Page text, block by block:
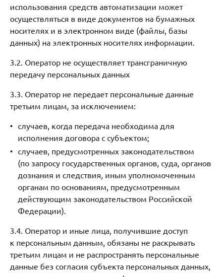
использования средств автоматизации может
осуществляться в виде документов на бумажных
носителях и в электронном виде (файлы, базы
данных) на электронных носителях информации.
3.2. Оператор не осуществляет трансграничную
передачу персональных данных
3.3. Оператор не передает персональные данные
третьим лицам, за исключением:
случаев, когда передача необходима для
исполнения договора с субъектом;
случаев, предусмотренных законодательством
(по запросу государственных органов, суда, органов
дознания и следствия, иным уполномоченным
органам по основаниям, предусмотренным
действующим законодательством Российской
Федерации).
3.4. Оператор и иные лица, получившие доступ
к персональным данным, обязаны не раскрывать
третьим лицам и не распространять персональные
данные без согласия субъекта персональных данных,